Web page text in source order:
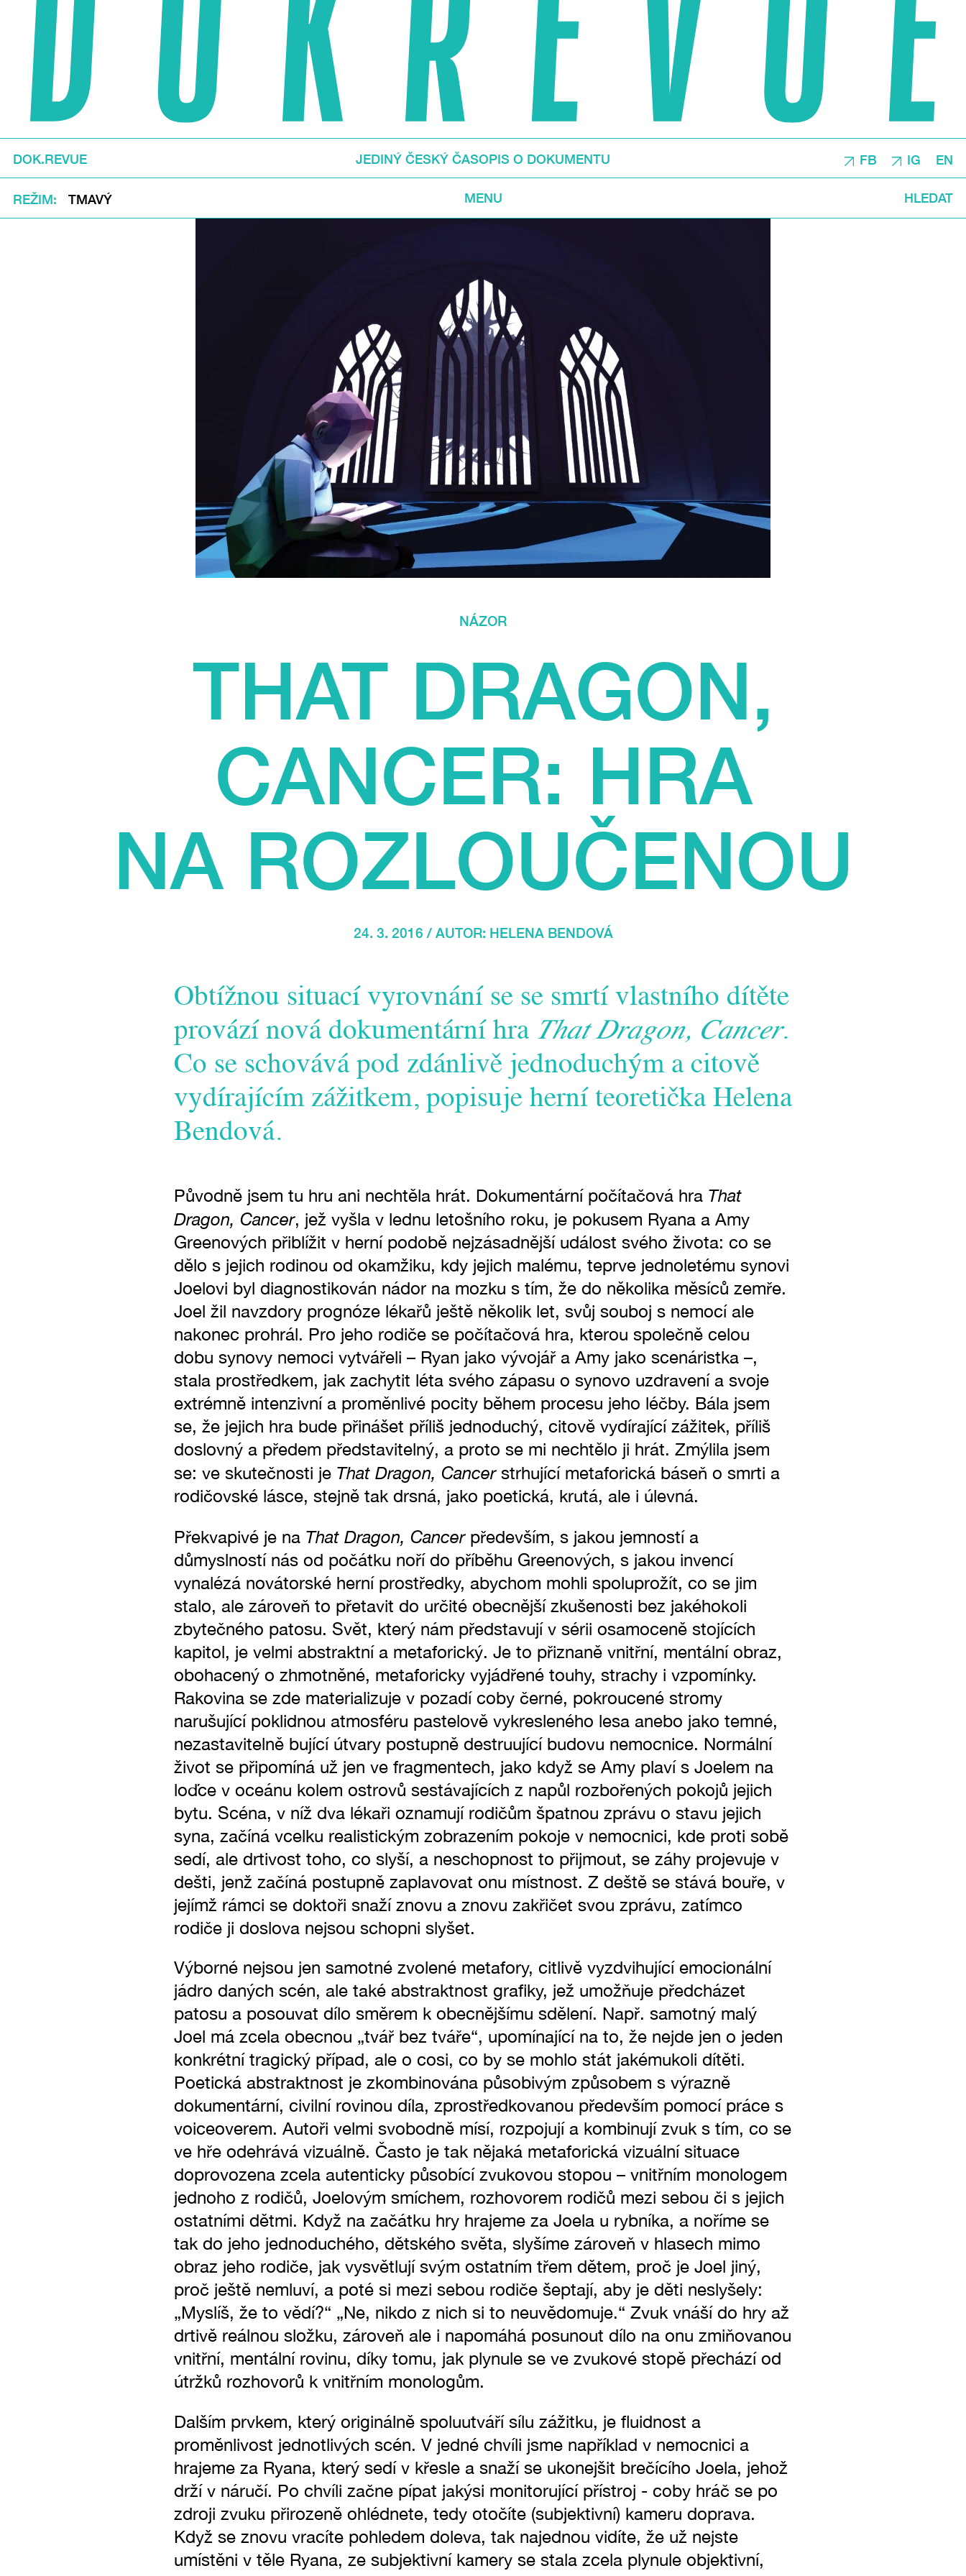
DOK.REVUE JEDINÝ ČESKÝ ČASOPIS O DOKUMENTU FB IG EN
REŽIM TMAVÝ MENU HLEDAT
NÁZOR
THAT DRAGON,
CANCER: HRA
NA ROZLOUČENOU
24. 3. 2016 / AUTOR: HELENA BENDOVÁ
Obtížnou situací vyrovnání se se smrtí vlastního dítěte
provází nová dokumentární hra That Dragon, Cancer.
Co se schovává pod zdánlivě jednoduchým a citově
vydírajícím zážitkem, popisuje herní teoretička Helena
Bendová.
Původně jsem tu hru ani nechtěla hrát. Dokumentární počítačová hra That
Dragon, Cancer, jež vyšla v lednu letošního roku, je pokusem Ryana a Amy
Greenových přiblížit v herní podobě nejzásadnější událost svého života: co se
dělo s jejich rodinou od okamžiku, kdy jejich malému, teprve jednoletému synovi
Joelovi byl diagnostikován nádor na mozku s tím, že do několika měsíců zemře.
Joel žil navzdory prognóze lékařů ještě několik let, svůj souboj s nemocí ale
nakonec prohrál. Pro jeho rodiče se počítačová hra, kterou společně celou
dobu synovy nemoci vytvářeli – Ryan jako vývojář a Amy jako scenáristka –,
stala prostředkem, jak zachytit léta svého zápasu o synovo uzdravení a svoje
extrémně intenzivní a proměnlivé pocity během procesu jeho léčby. Bála jsem
se, že jejich hra bude přinášet příliš jednoduchý, citově vydírající zážitek, příliš
doslovný a předem představitelný, a proto se mi nechtělo ji hrát. Zmýlila jsem
se: ve skutečnosti je That Dragon, Cancerstrhující metaforická báseň o smrti a
rodičovské lásce, stejně tak drsná, jako poetická, krutá, ale i úlevná.
Překvapivé je na That Dragon, Cancer především, s jakou jemností a
důmyslností nás od počátku noří do příběhu Greenových, s jakou invencí
vynalézá novátorské herní prostředky, abychom mohli spoluprožít, co se jim
stalo, ale zároveň to přetavit do určité obecnější zkušenosti bez jakéhokoli
zbytečného patosu. Svět, který nám představují v sérii osamoceně stojících
kapitol, je velmi abstraktní a metaforický. Je to přiznaně vnitřní, mentální obraz,
obohacený o zhmotněné, metaforicky vyjádřené touhy, strachy i vzpomínky.
Rakovina se zde materializuje v pozadí coby černé, pokroucené stromy
narušující poklidnou atmosféru pastelově vykresleného lesa anebo jako temné,
nezastavitelně bující útvary postupně destruující budovu nemocnice. Normální
život se připomíná už jen ve fragmentech, jako když se Amy plaví s Joelem na
loďce v oceánu kolem ostrovů sestávajících z napůl rozbořených pokojů jejich
bytu. Scéna, v níž dva lékaři oznamují rodičům špatnou zprávu o stavu jejich
syna, začíná vcelku realistickým zobrazením pokoje v nemocnici, kde proti sobě
sedí, ale drtivost toho, co slyší, a neschopnost to přijmout, se záhy projevuje v
dešti, jenž začíná postupně zaplavovat onu místnost. Z deště se stává bouře, v
jejímž rámci se doktoři snaží znovu a znovu zakřičet svou zprávu, zatímco
rodiče ji doslova nejsou schopni slyšet.
Výborné nejsou jen samotné zvolené metafory, citlivě vyzdvihující emocionální
jádro daných scén, ale také abstraktnost grafiky, jež umožňuje předcházet
patosu a posouvat dílo směrem k obecnějšímu sdělení. Např. samotný malý
Joel má zcela obecnou „tvář bez tváře“, upomínající na to, že nejde jen o jeden
konkrétní tragický případ, ale o cosi, co by se mohlo stát jakémukoli dítěti.
Poetická abstraktnost je zkombinována působivým způsobem s výrazně
dokumentární, civilní rovinou díla, zprostředkovanou především pomocí práce s
voiceoverem. Autoři velmi svobodně mísí, rozpojují a kombinují zvuk s tím, co se
ve hře odehrává vizuálně. Často je tak nějaká metaforická vizuální situace
doprovozena zcela autenticky působící zvukovou stopou – vnitřním monologem
jednoho z rodičů, Joelovým smíchem, rozhovorem rodičů mezi sebou či s jejich
ostatními dětmi. Když na začátku hry hrajeme za Joela u rybníka, a noříme se
tak do jeho jednoduchého, dětského světa, slyšíme zároveň v hlasech mimo
obraz jeho rodiče, jak vysvětlují svým ostatním třem dětem, proč je Joel jiný,
proč ještě nemluví, a poté si mezi sebou rodiče šeptají, aby je děti neslyšely:
„Myslíš, že to vědí?“ „Ne, nikdo z nich si to neuvědomuje.“ Zvuk vnáší do hry až
drtivě reálnou složku, zároveň ale i napomáhá posunout dílo na onu zmiňovanou
vnitřní, mentální rovinu, díky tomu, jak plynule se ve zvukové stopě přechází od
útržků rozhovorů k vnitřním monologům.
Dalším prvkem, který originálně spoluutváří sílu zážitku, je fluidnost a
proměnlivost jednotlivých scén. V jedné chvíli jsme například v nemocnici a
hrajeme za Ryana, který sedí v křesle a snaží se ukonejšit brečícího Joela, jehož
drží v náručí. Po chvíli začne pípat jakýsi monitorující přístroj - coby hráč se po
zdroji zvuku přirozeně ohlédnete, tedy otočíte (subjektivní) kameru doprava.
Když se znovu vracíte pohledem doleva, tak najednou vidíte, že už nejste
umístěni v těle Ryana, ze subjektivní kamery se stala zcela plynule objektivní,